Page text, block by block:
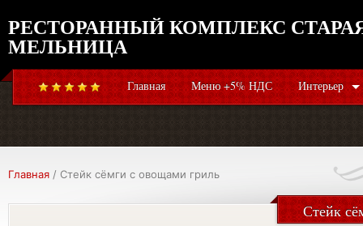
Главная Меню +5% НДС Интерьер
РЕСТОРАННЫЙ КОМПЛЕКС
МЕЛЬНИЦА
Главная / Стейк сёмги с овощами гриль
Стейк